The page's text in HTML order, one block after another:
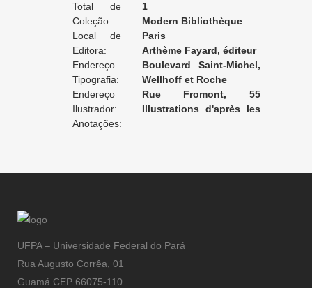
do Volume:
Total de
Volumes:
1
Coleção:
Modern Bibliothèque
Local de
Edição:
Paris
Editora:
Arthème Fayard, éditeur
Endereço
da Editora:
Boulevard Saint-Michel,
Tipografia:
Wellhoff et Roche
Endereço
da Tipografia:
Rue Fromont, 55
[Levallois-Perret]
Ilustrador:
Illustrations d'après les
aquarelles de Laurent-
Anotações:
UFPA – Universidade Federal do Pará
Rua Augusto Corrêa, 01
Guamá CEP 66075-110